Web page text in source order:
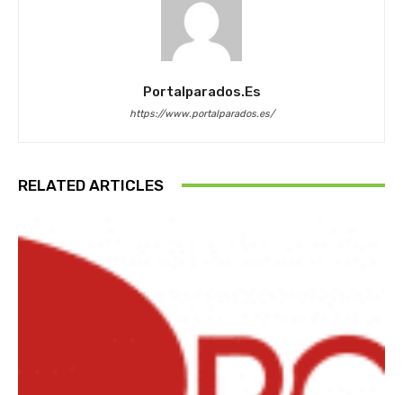
Portalparados.es
https://www.portalparados.es/
RELATED ARTICLES